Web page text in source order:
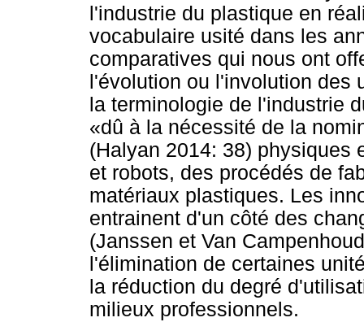
l'industrie du plastique en
vocabulaire usité dans les
comparatives qui nous ont
l'évolution ou l'involution des
la terminologie de l'industrie
«dû à la nécessité de la
(Halyan 2014: 38) physiques
et robots, des procédés de
matériaux plastiques. Les
entrainent d'un côté des
(Janssen et Van
l'élimination de certaines
la réduction du degré
milieux professionnels.